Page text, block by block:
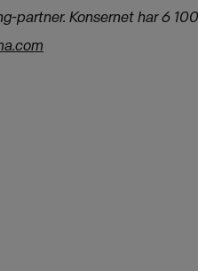
partner. Konsernet har 6